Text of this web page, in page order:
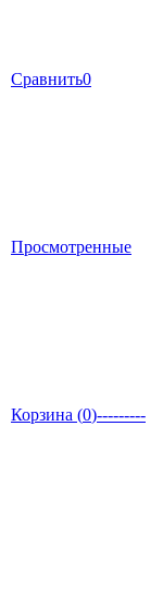
Сравнить0
Просмотренные
Корзина (0)---------